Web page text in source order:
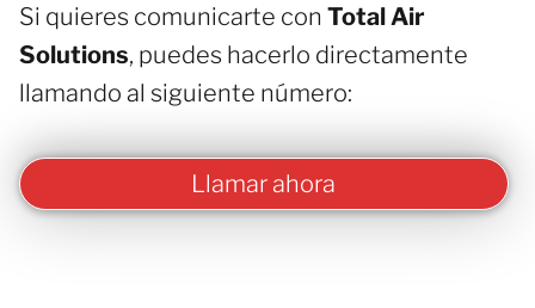
Si quieres comunicarte con Total Air
Solutions, puedes hacerlo directamente
llamando al siguiente número:
Llamar ahora